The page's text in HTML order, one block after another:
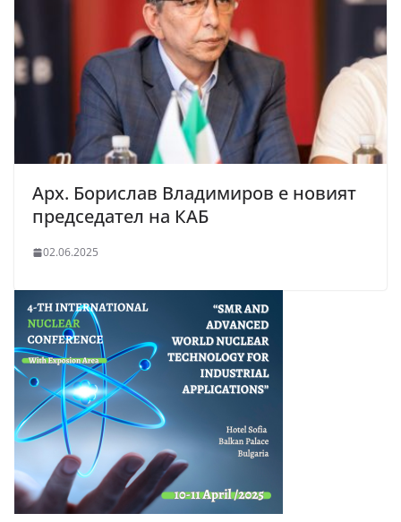
Арх. Борислав Владимиров е новият
председател на КАБ
02.06.2025